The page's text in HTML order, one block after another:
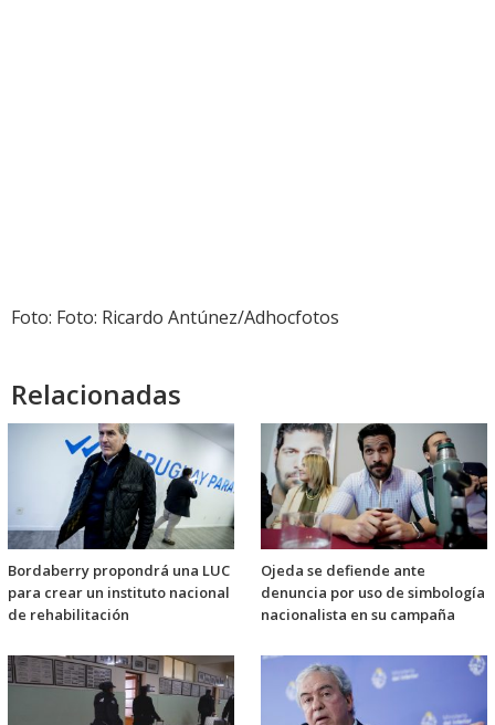
Foto: Foto: Ricardo Antúnez/Adhocfotos
Relacionadas
Bordaberry propondrá una LUC
para crear un instituto nacional
de rehabilitación
Ojeda se defiende ante
denuncia por uso de simbología
nacionalista en su campaña